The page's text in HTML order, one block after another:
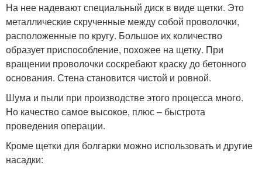
На нее надевают специальный диск в виде щетки. Это
металлические скрученные между собой проволочки,
расположенные по кругу. Большое их количество
образует приспособление, похожее на щетку. При
вращении проволочки соскребают краску до бетонного
основания. Стена становится чистой и ровной.
Шума и пыли при производстве этого процесса много.
Но качество самое высокое, плюс – быстрота
проведения операции.
Кроме щетки для болгарки можно использовать и другие
насадки: